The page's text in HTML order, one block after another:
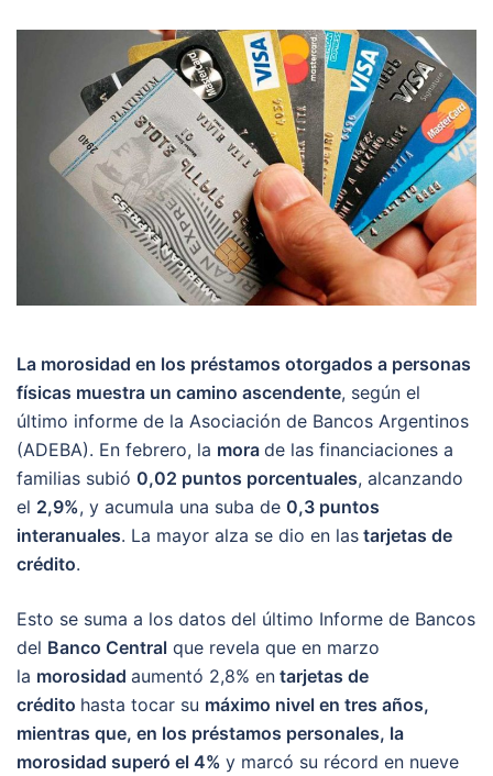
La morosidad en los préstamos otorgados a personas
físicas muestra un camino ascendente, según el
último informe de la Asociación de Bancos Argentinos
(ADEBA). En febrero, la mora de las financiaciones a
familias subió 0,02 puntos porcentuales, alcanzando
el 2,9%, y acumula una suba de 0,3 puntos
interanuales. La mayor alza se dio en las tarjetas de
crédito.
Esto se suma a los datos del último Informe de Bancos
del Banco Central que revela que en marzo
la morosidad aumentó 2,8% en tarjetas de
crédito hasta tocar su máximo nivel en tres años,
mientras que, en los préstamos personales, la
morosidad superó el 4% y marcó su récord en nueve